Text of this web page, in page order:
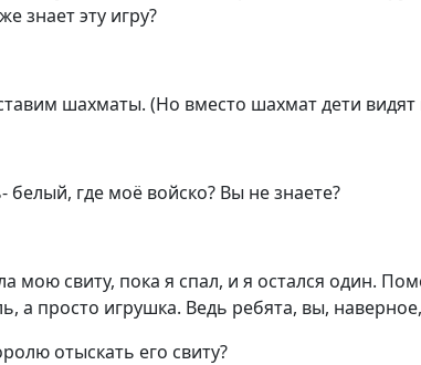
знает эту игру?
шахматы. (Но вместо шахмат дети видят
где моё войско? Вы не знаете?
мою свиту, пока я спал, и я остался один.
а просто игрушка. Ведь ребята, вы,
отыскать его свиту?